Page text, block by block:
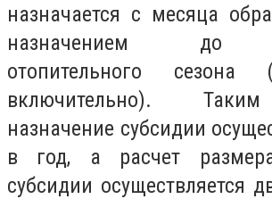
назначается с месяца
назначением до
отопительного сезона
включительно).
назначение субсидии
в год, а расчет
субсидии осуществляется